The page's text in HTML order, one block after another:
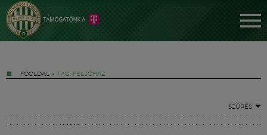
FŐOLDAL » TAG: FELSŐHÁZ
SZŰRÉS